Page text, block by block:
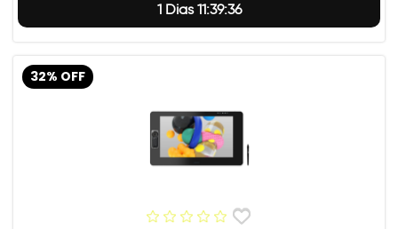
1 Dias 11:39:35
32% OFF